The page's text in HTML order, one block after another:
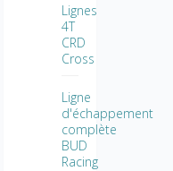
Lignes
4T
CRD
Cross
Ligne
d'échappement
complète
BUD
Racing